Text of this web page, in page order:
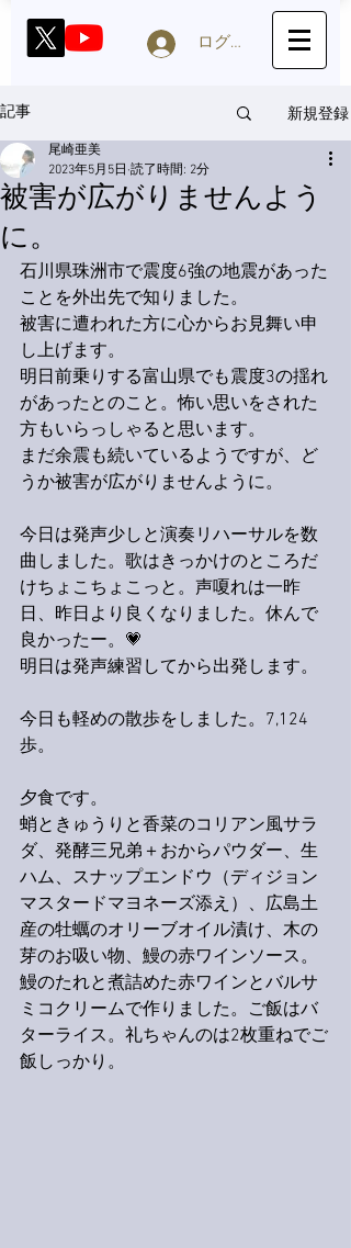
ログイン
記事 新規登録
被害が広がりませんよう
に。
尾崎亜美
2023年5月5日 読了時間: 2分
石川県珠洲市で震度6強の地震があった
ことを外出先で知りました。
被害に遭われた方に心からお見舞い申
し上げます。
明日前乗りする富山県でも震度3の揺れ
があったとのこと。怖い思いをされた
方もいらっしゃると思います。
まだ余震も続いているようですが、ど
うか被害が広がりませんように。
今日は発声少しと演奏リハーサルを数
曲しました。歌はきっかけのところだ
けちょこちょこっと。声嗄れは一昨
日、昨日より良くなりました。休んで
良かったー。💗
明日は発声練習してから出発します。
今日も軽めの散歩をしました。7,124
歩。
夕食です。
蛸ときゅうりと香菜のコリアン風サラ
ダ、発酵三兄弟＋おからパウダー、生
ハム、スナップエンドウ（ディジョン
マスタードマヨネーズ添え）、広島土
産の牡蠣のオリーブオイル漬け、木の
芽のお吸い物、鰻の赤ワインソース。
鰻のたれと煮詰めた赤ワインとバルサ
ミコクリームで作りました。ご飯はバ
ターライス。礼ちゃんのは2枚重ねでご
飯しっかり。